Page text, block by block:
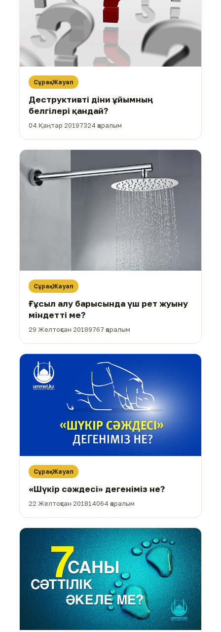
Сұрақ-Жауап
Деструктивті діни ұйымның
белгілері қандай?
04 Қаңтар 20197324 қаралым
Сұрақ-Жауап
Ғұсыл алу барысында үш рет жуыну
міндетті ме?
29 Желтоқсан 20189767 қаралым
Сұрақ-Жауап
«Шүкір сәждесі» дегеніміз не?
22 Желтоқсан 201814064 қаралым